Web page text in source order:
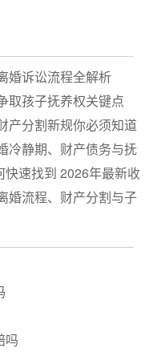
婚诉讼流程全解析
取孩子抚养权关键点
产分割新规你必须知道
冷静期、财产债务与抚
速找到 2026年最新收
婚流程、财产分割与子
吗